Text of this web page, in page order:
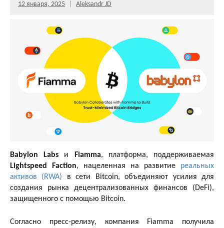
12 января, 2025 Aleksandr JD
Babylon Labs и Fiamma, платформа, поддерживаемая
Lightspeed Faction, нацеленная на развитие реальных
активов (RWA) в сети Bitcoin, объединяют усилия для
создания рынка децентрализованных финансов (DeFi),
защищенного с помощью Bitcoin.
Согласно пресс-релизу, компания Fiamma получила